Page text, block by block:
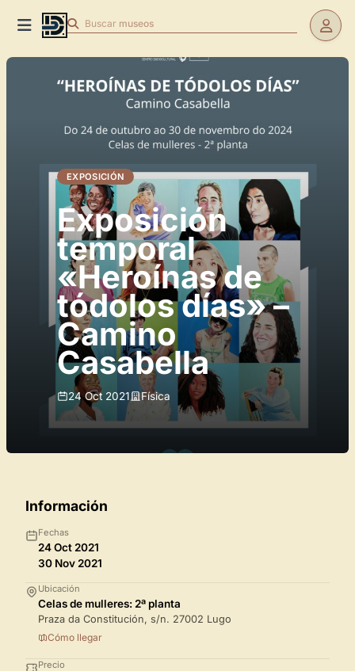
Buscar museos
EXPOSICIÓN
Exposición
temporal
«Heroínas de
tódolos días» –
Camino
Casabella
24 Oct 2021 Física
Información
Fechas
24 Oct 2021
30 Nov 2021
Ubicación
Celas de mulleres: 2ª planta
Praza da Constitución, s/n. 27002 Lugo
Cómo llegar
Precio